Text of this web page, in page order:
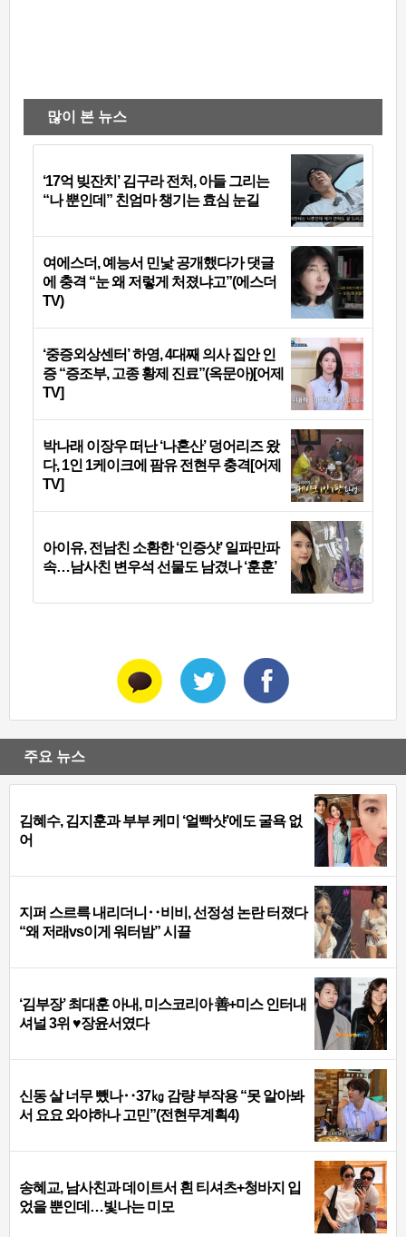
많이 본 뉴스
‘17억 빚잔치’ 김구라 전처, 아들 그리는
“나 뿐인데” 친엄마 챙기는 효심 눈길
여에스더, 예능서 민낯 공개했다가 댓글
에 충격 “눈 왜 저렇게 처졌냐고”(에스더
TV)
‘중증외상센터’ 하영, 4대째 의사 집안 인
증 “증조부, 고종 황제 진료”(옥문아)[어제
TV]
박나래 이장우 떠난 ‘나혼산’ 덩어리즈 왔
다, 1인 1케이크에 팜유 전현무 충격[어제
TV]
아이유, 전남친 소환한 ‘인증샷’ 일파만파
속…남사친 변우석 선물도 남겼나 ‘훈훈’
주요 뉴스
김혜수, 김지훈과 부부 케미 ‘얼빡샷’에도 굴욕 없
어
지퍼 스르륵 내리더니‥비비, 선정성 논란 터졌다
“왜 저래vs이게 워터밤” 시끌
‘김부장’ 최대훈 아내, 미스코리아 善+미스 인터내
셔널 3위 ♥장윤서였다
신동 살 너무 뺐나‥37㎏ 감량 부작용 “못 알아봐
서 요요 와야하나 고민”(전현무계획4)
송혜교, 남사친과 데이트서 흰 티셔츠+청바지 입
었을 뿐인데…빛나는 미모